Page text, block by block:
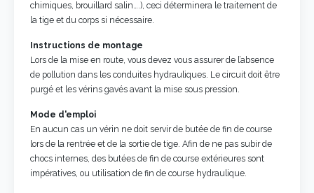
chimiques, brouillard salin….), ceci déterminera le traitement de
la tige et du corps si nécessaire.
Instructions de montage
Lors de la mise en route, vous devez vous assurer de l’absence
de pollution dans les conduites hydrauliques. Le circuit doit être
purgé et les vérins gavés avant la mise sous pression.
Mode d'emploi
En aucun cas un vérin ne doit servir de butée de fin de course
lors de la rentrée et de la sortie de tige. Afin de ne pas subir de
chocs internes, des butées de fin de course extérieures sont
impératives, ou utilisation de fin de course hydraulique.